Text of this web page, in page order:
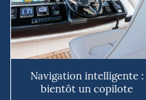
Navigation intelligente :
bientôt un copilote